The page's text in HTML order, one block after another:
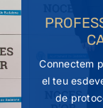
Contacte
Connectem
el teu
de